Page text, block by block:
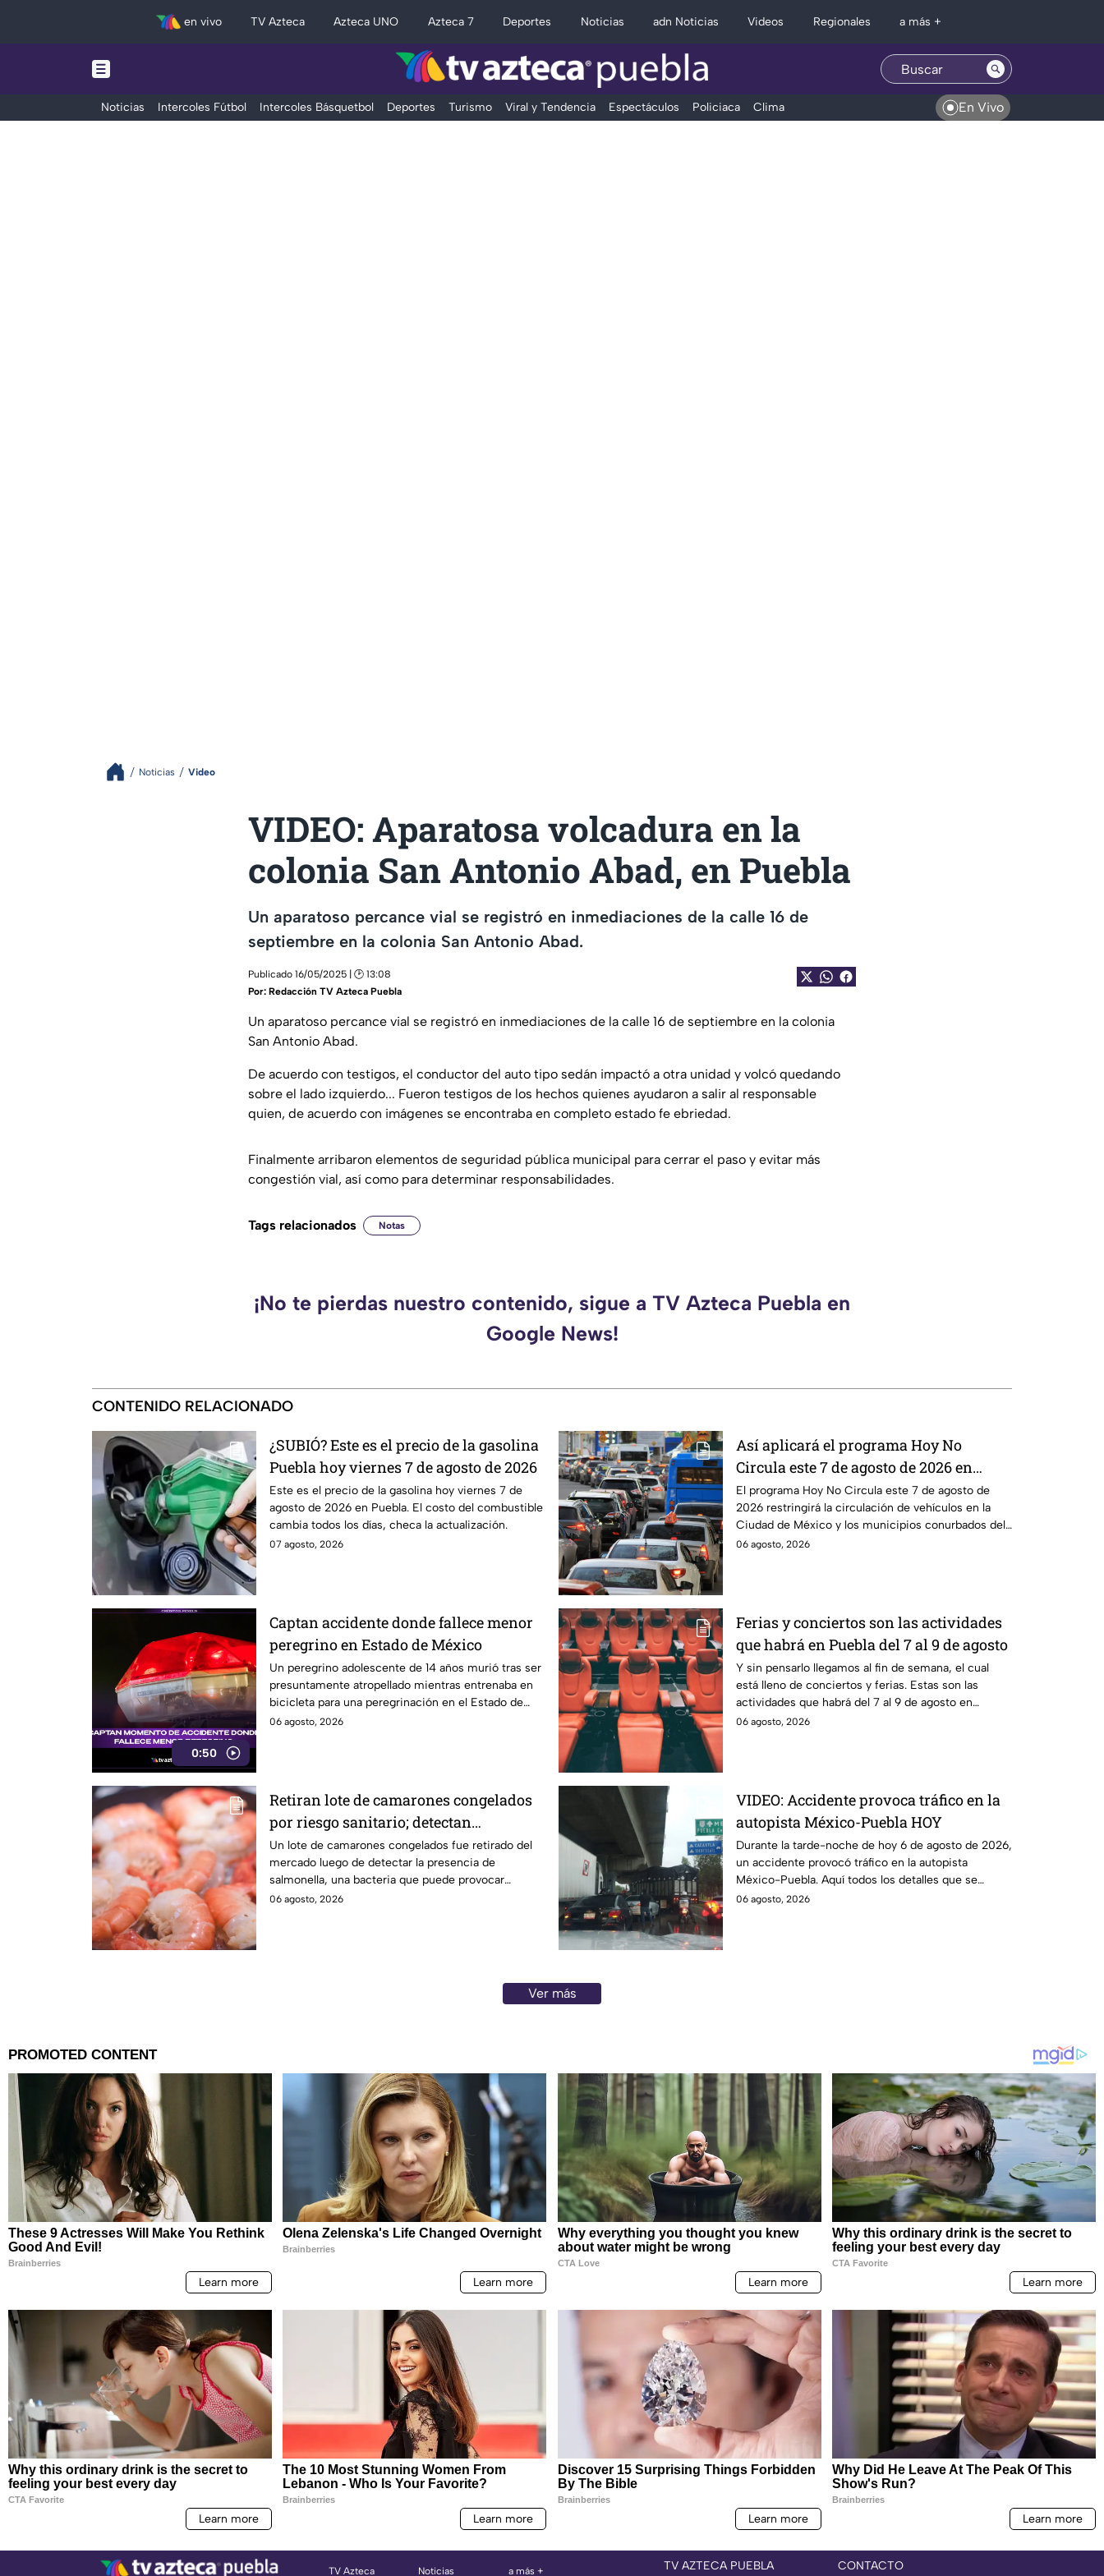
en vivo TV Azteca Azteca UNO Azteca 7 Deportes Noticias adn Noticias Videos Regionales a más +
Noticias Intercoles Fútbol Intercoles Básquetbol Deportes Turismo Viral y Tendencia Espectáculos Policiaca Clima En Vivo
Noticias Video
VIDEO: Aparatosa volcadura en la
colonia San Antonio Abad, en Puebla
Un aparatoso percance vial se registró en inmediaciones de la calle 16 de
septiembre en la colonia San Antonio Abad.
Publicado 16/05/2025 | 🕑 13:08
Por: Redacción TV Azteca Puebla
Un aparatoso percance vial se registró en inmediaciones de la calle 16 de septiembre en la colonia
San Antonio Abad.
De acuerdo con testigos, el conductor del auto tipo sedán impactó a otra unidad y volcó quedando
sobre el lado izquierdo... Fueron testigos de los hechos quienes ayudaron a salir al responsable
quien, de acuerdo con imágenes se encontraba en completo estado fe ebriedad.
Finalmente arribaron elementos de seguridad pública municipal para cerrar el paso y evitar más
congestión vial, así como para determinar responsabilidades.
Tags relacionados Notas
¡No te pierdas nuestro contenido, sigue a TV Azteca Puebla en
Google News!
CONTENIDO RELACIONADO
¿SUBIÓ? Este es el precio de la gasolina
Puebla hoy viernes 7 de agosto de 2026
Este es el precio de la gasolina hoy viernes 7 de
agosto de 2026 en Puebla. El costo del combustible
cambia todos los días, checa la actualización.
07 agosto, 2026
Así aplicará el programa Hoy No
Circula este 7 de agosto de 2026 en
CDMX y Edomex
El programa Hoy No Circula este 7 de agosto de
2026 restringirá la circulación de vehículos en la
Ciudad de México y los municipios conurbados del
Edomex.
06 agosto, 2026
0:50
Captan accidente donde fallece menor
peregrino en Estado de México
Un peregrino adolescente de 14 años murió tras ser
presuntamente atropellado mientras entrenaba en
bicicleta para una peregrinación en el Estado de
México.
06 agosto, 2026
Ferias y conciertos son las actividades
que habrá en Puebla del 7 al 9 de agosto
Y sin pensarlo llegamos al fin de semana, el cual
está lleno de conciertos y ferias. Estas son las
actividades que habrá del 7 al 9 de agosto en
Puebla.
06 agosto, 2026
Retiran lote de camarones congelados
por riesgo sanitario; detectan
salmonella en España
Un lote de camarones congelados fue retirado del
mercado luego de detectar la presencia de
salmonella, una bacteria que puede provocar
enfermedades gastrointestinales tras su consumo.
06 agosto, 2026
VIDEO: Accidente provoca tráfico en la
autopista México-Puebla HOY
Durante la tarde-noche de hoy 6 de agosto de 2026,
un accidente provocó tráfico en la autopista
México-Puebla. Aquí todos los detalles que se
saben.
06 agosto, 2026
Ver más
TV Azteca Noticias a más + TV AZTECA PUEBLA CONTACTO